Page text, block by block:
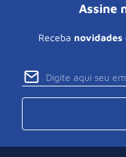
Assine
Receba novidades